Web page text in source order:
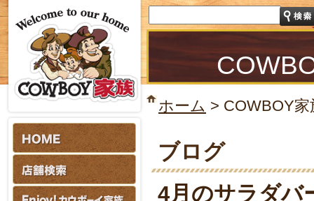
ホーム > COWBOY
ブログ
4月のサラダバ